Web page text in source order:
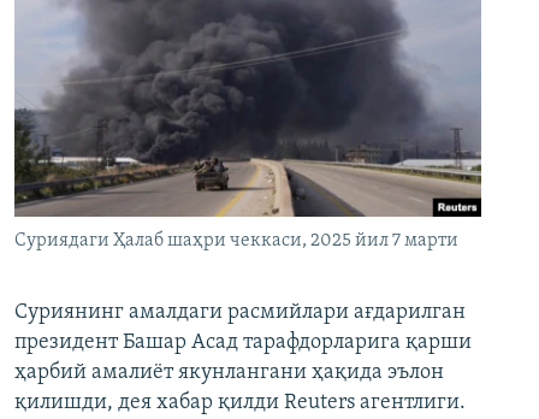
Суриядаги Ҳалаб шаҳри чеккаси, 2025 йил 7 марти
Суриянинг амалдаги расмийлари ағдарилган
президент Башар Асад тарафдорларига қарши
ҳарбий амалиёт якунлангани ҳақида эълон
қилишди, дея хабар қилди Reuters агентлиги.